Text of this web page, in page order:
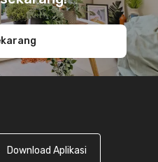
Download Aplikasi